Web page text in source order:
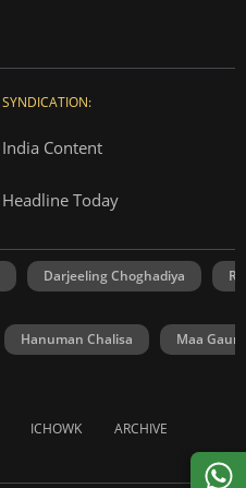
SYNDICATION:
India Content
Headline Today
Darjeeling Choghadiya
Hanuman Chalisa Maa Gauri
ICHOWK ARCHIVE